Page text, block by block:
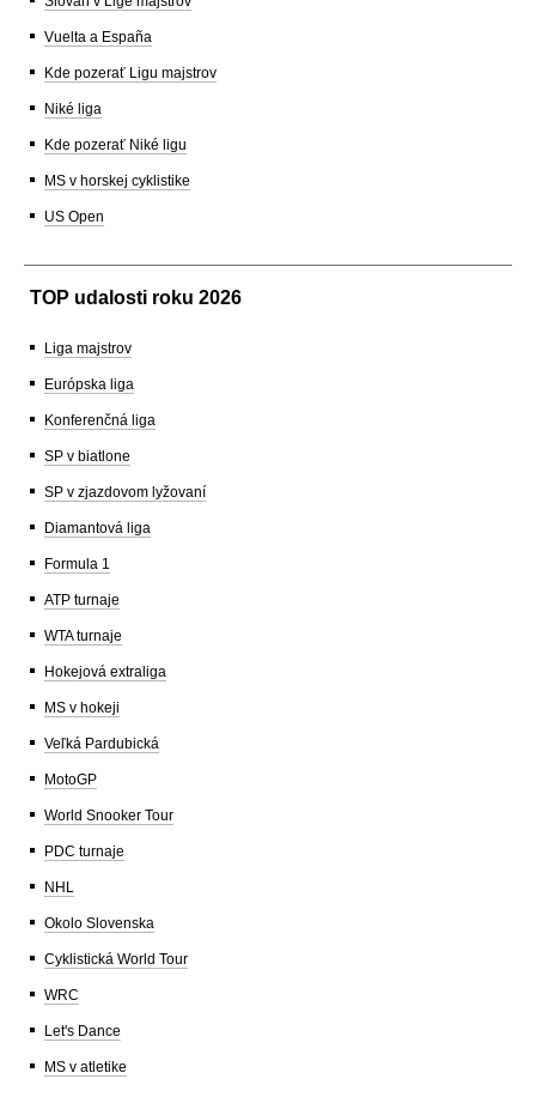
Vuelta a España
Kde pozerať Ligu majstrov
Niké liga
Kde pozerať Niké ligu
MS v horskej cyklistike
US Open
TOP udalosti roku 2026
Liga majstrov
Európska liga
Konferenčná liga
SP v biatlone
SP v zjazdovom lyžovaní
Diamantová liga
Formula 1
ATP turnaje
WTA turnaje
Hokejová extraliga
MS v hokeji
Veľká Pardubická
MotoGP
World Snooker Tour
PDC turnaje
NHL
Okolo Slovenska
Cyklistická World Tour
WRC
Let's Dance
MS v atletike